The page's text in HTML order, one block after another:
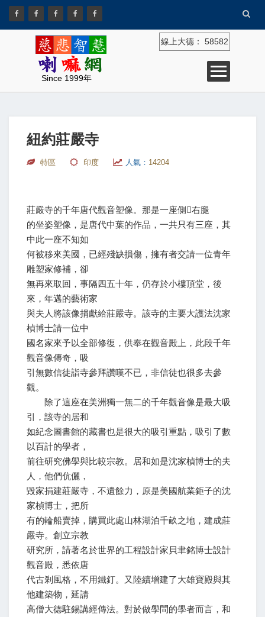
Since 1999年
線上大德： 58582
紐約莊嚴寺
特區 印度 人氣： 14204
莊嚴寺的千年唐代觀音塑像。那是一座側右腿
的坐姿塑像，是唐代中葉的作品，一共只有三座，其
中此一座不知如
何被移來美國，已經殘缺損傷，擁有者交請一位青年
雕塑家修補，卻
無再來取回，事隔四五十年，仍存於小樓頂堂，後
來，年邁的藝術家
與夫人將該像捐獻給莊嚴寺。該寺的主要大護法沈家
楨博士請一位中
國名家來予以全部修復，供奉在觀音殿上，此段千年
觀音像傳奇，吸
引無數信徒詣寺參拜讚嘆不已，非信徒也很多去參
觀。
除了這座在美洲獨一無二的千年觀音像是最大吸
引，該寺的居和
如紀念圖書館的藏書也是很大的吸引重點，吸引了數
以百計的學者，
前往研究佛學與比較宗教。居和如是沈家楨博士的夫
人，他們伉儷，
毀家捐建莊嚴寺，不遺餘力，原是美國航業鉅子的沈
家楨博士，把所
有的輪船賣掉，購買此處山林湖泊千畝之地，建成莊
嚴寺。創立宗教
研究所，請著名於世界的工程設計家貝聿銘博士設計
觀音殿，悉依唐
代古剎風格，不用鐵釘。又陸續增建了大雄寶殿與其
他建築物，延請
高僧大德駐錫講經傳法。對於做學問的學者而言，和